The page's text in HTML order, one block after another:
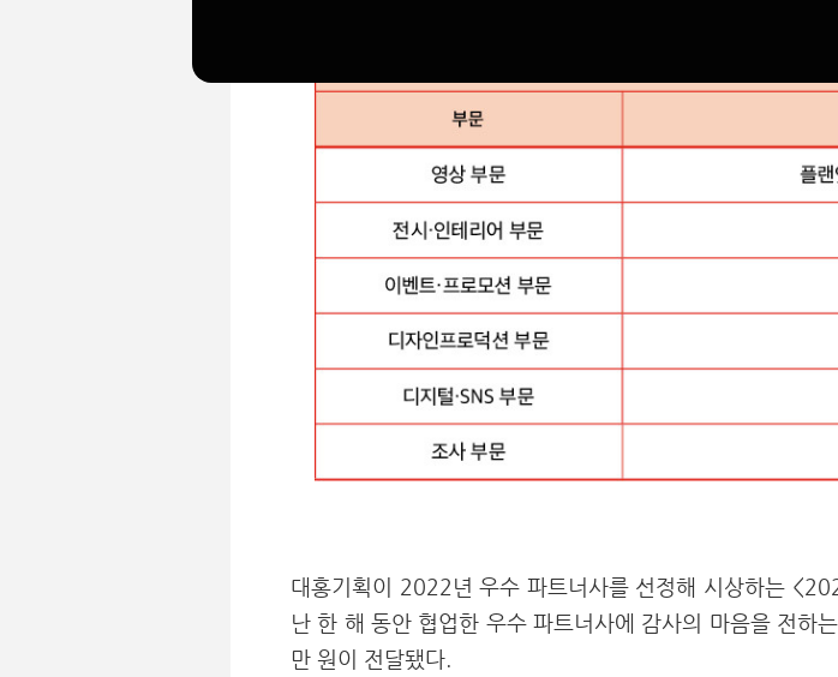
대홍기획이 2022년 우수 파트너사를 선정해 시상하는
난 한 해 동안 협업한 우수 파트너사에 감사의 마음을 전
만 원이 전달됐다.